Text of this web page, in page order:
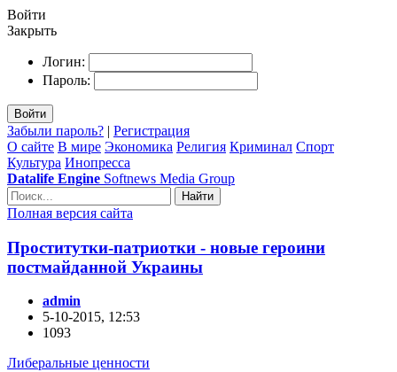
Войти
Закрыть
Логин:
Пароль:
Войти
Забыли пароль? | Регистрация
О сайте В мире Экономика Религия Криминал Спорт
Культура Инопресса
Datalife Engine Softnews Media Group
Найти
Полная версия сайта
Проститутки-патриотки - новые героини
постмайданной Украины
admin
5-10-2015, 12:53
1093
Либеральные ценности